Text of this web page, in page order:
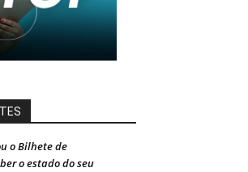
o Bilhete de
o estado do seu